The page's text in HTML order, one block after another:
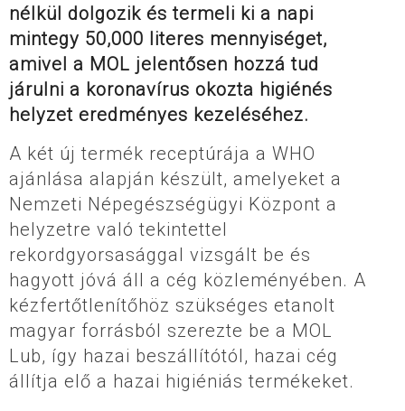
nélkül dolgozik és termeli ki a napi
mintegy 50,000 literes mennyiséget,
amivel a MOL jelentősen hozzá tud
járulni a koronavírus okozta higiénés
helyzet eredményes kezeléséhez.
A két új termék receptúrája a WHO
ajánlása alapján készült, amelyeket a
Nemzeti Népegészségügyi Központ a
helyzetre való tekintettel
rekordgyorsasággal vizsgált be és
hagyott jóvá áll a cég közleményében. A
kézfertőtlenítőhöz szükséges etanolt
magyar forrásból szerezte be a MOL
Lub, így hazai beszállítótól, hazai cég
állítja elő a hazai higiéniás termékeket.